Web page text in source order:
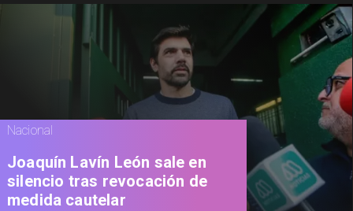
Nacional
Joaquín Lavín León sale en
silencio tras revocación de
medida cautelar